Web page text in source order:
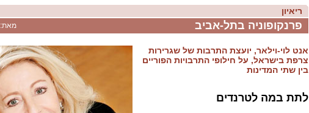
ריאיון
מאת: פרנקופוניה בתל-אביב
אנט לוי-וילאר, יועצת התרבות של שגרירות
צרפת בישראל, על חילופי התרבויות הפוריים
בין שתי המדינות
לתת במה לטרנדים